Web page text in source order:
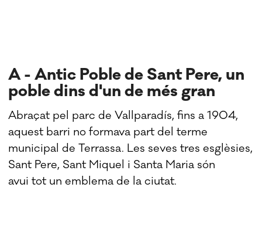
A - Antic Poble de Sant Pere, un
poble dins d'un de més gran
Abraçat pel parc de Vallparadís, fins a 1904,
aquest barri no formava part del terme
municipal de Terrassa. Les seves tres esglèsies,
Sant Pere, Sant Miquel i Santa Maria són
avui tot un emblema de la ciutat.